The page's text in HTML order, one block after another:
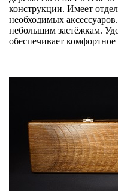
конструкции. Имеет
необходимых
небольшим застёжкам.
обеспечивает